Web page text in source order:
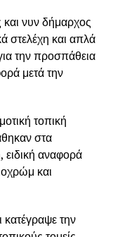
νυν δήμαρχος
στελέχη και απλά
την προσπάθεια
μετά την
τοπική
στα
αναφορά
και
την